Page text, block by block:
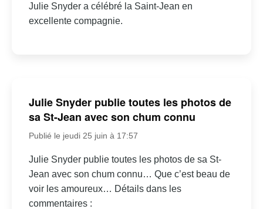
Julie Snyder a célébré la Saint-Jean en
excellente compagnie.
Julie Snyder publie toutes les photos de
sa St-Jean avec son chum connu
Publié le jeudi 25 juin à 17:57
Julie Snyder publie toutes les photos de sa St-
Jean avec son chum connu… Que c’est beau de
voir les amoureux… Détails dans les
commentaires :